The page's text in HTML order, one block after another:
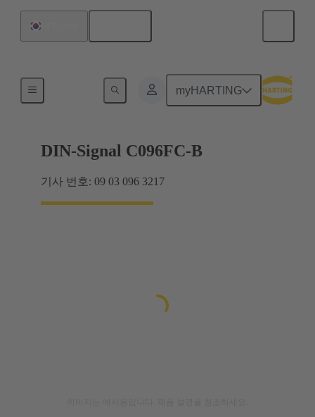
myHARTING
DIN-Signal C096FC-B
기사 번호: 09 03 096 3217